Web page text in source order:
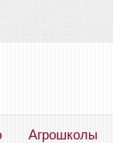
Агрошколы